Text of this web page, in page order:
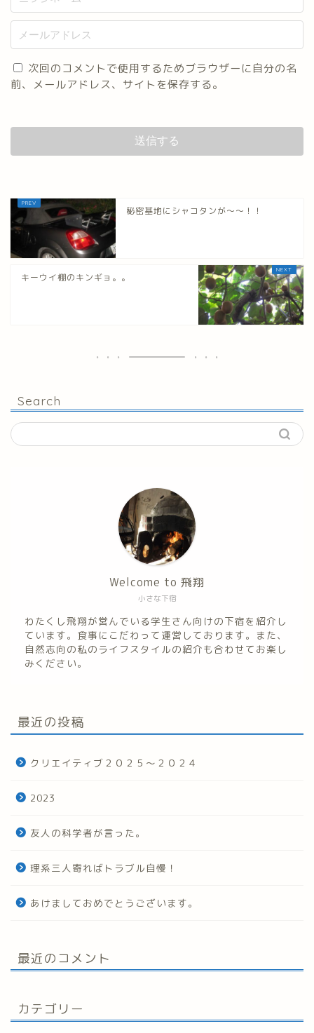
次回のコメントで使用するためブラウザーに自分の名
前、メールアドレス、サイトを保存する。
秘密基地にシャコタンが～～！！
キーウイ棚のキンギョ。。
Search
小さな下宿
Welcome to 飛翔
わたくし飛翔が営んでいる学生さん向けの下宿を紹介し
ています。食事にこだわって運営しております。また、
自然志向の私のライフスタイルの紹介も合わせてお楽し
みください。
最近の投稿
クリエイティブ２０２５～２０２４
2023
友人の科学者が言った。
理系三人寄ればトラブル自慢！
あけましておめでとうございます。
最近のコメント
カテゴリー